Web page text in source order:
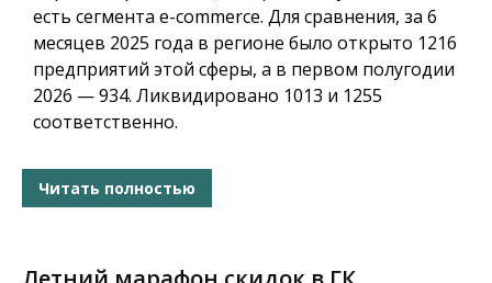
есть сегмента e-commerсe. Для сравнения, за 6
месяцев 2025 года в регионе было открыто 1216
предприятий этой сферы, а в первом полугодии
2026 — 934. Ликвидировано 1013 и 1255
соответственно.
Читать полностью